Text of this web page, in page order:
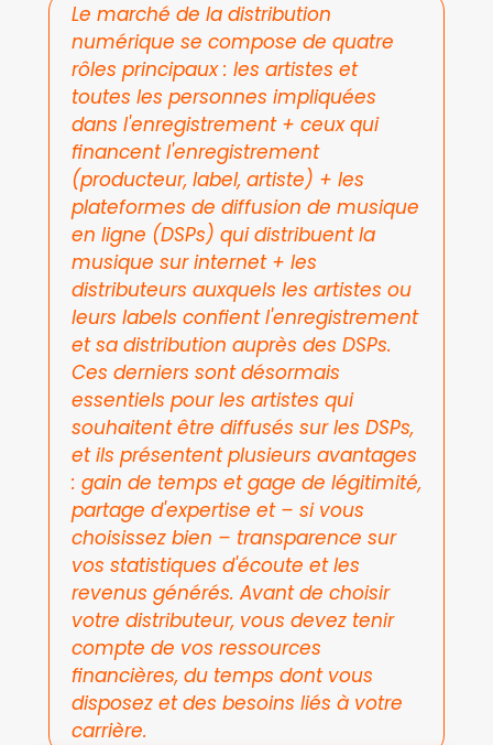
Le marché de la distribution
numérique se compose de quatre
rôles principaux : les artistes et
toutes les personnes impliquées
dans l'enregistrement + ceux qui
financent l'enregistrement
(producteur, label, artiste) + les
plateformes de diffusion de musique
en ligne (DSPs) qui distribuent la
musique sur internet + les
distributeurs auxquels les artistes ou
leurs labels confient l'enregistrement
et sa distribution auprès des DSPs.
Ces derniers sont désormais
essentiels pour les artistes qui
souhaitent être diffusés sur les DSPs,
et ils présentent plusieurs avantages
: gain de temps et gage de légitimité,
partage d'expertise et – si vous
choisissez bien – transparence sur
vos statistiques d'écoute et les
revenus générés. Avant de choisir
votre distributeur, vous devez tenir
compte de vos ressources
financières, du temps dont vous
disposez et des besoins liés à votre
carrière.